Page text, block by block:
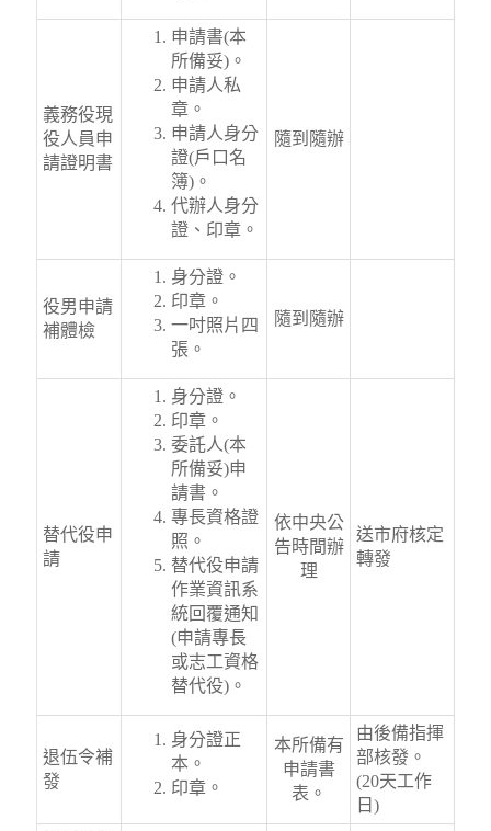
義務役現
役人員申
請證明書
申請書(本
所備妥)。
申請人私
章。
申請人身分
證(戶口名
簿)。
代辦人身分
證、印章。
隨到隨辦
役男申請
補體檢
身分證。
印章。
一吋照片四
張。
隨到隨辦
替代役申
請
身分證。
印章。
委託人(本
所備妥)申
請書。
專長資格證
照。
替代役申請
作業資訊系
統回覆通知
(申請專長
或志工資格
替代役)。
依中央公
告時間辦
理
送市府核定
轉發
退伍令補
發
身分證正
本。
印章。
本所備有
申請書
表。
由後備指揮
部核發。
(20天工作
日)